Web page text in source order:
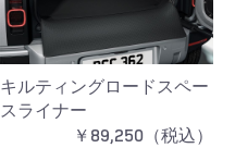
キルティングロードスペー
スライナー
￥89,250（税込）